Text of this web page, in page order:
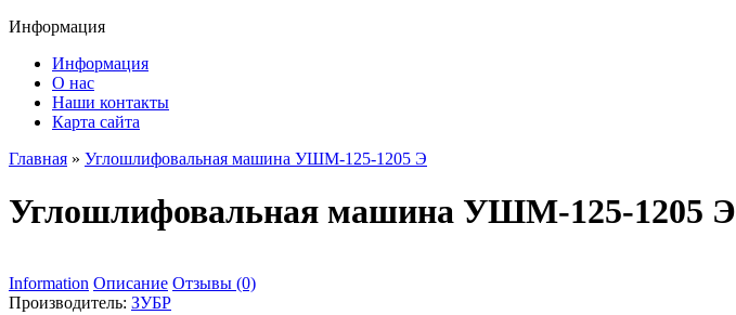
Информация
Информация
О нас
Наши контакты
Карта сайта
Главная » Углошлифовальная машина УШМ-125-1205 Э
Углошлифовальная машина УШМ-125-1205 Э
Information Описание Отзывы (0)
Производитель: ЗУБР